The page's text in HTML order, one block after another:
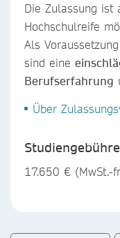
Die Zulassung ist
Hochschulreife
Als
sind eine
Berufserfahrung
Über
17.650 € (MwSt.-